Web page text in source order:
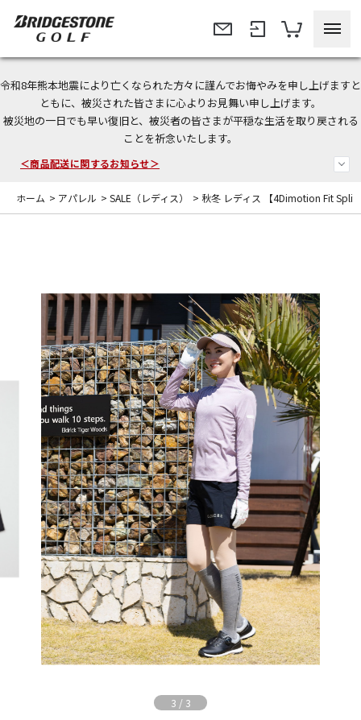
令和8年熊本地震により亡くなられた方々に謹んでお悔やみを申し上げますと
ともに、被災された皆さまに心よりお見舞い申し上げます。
被災地の一日でも早い復旧と、被災者の皆さまが平穏な生活を取り戻される
ことを祈念いたします。
今なら新規会員登録で1,000円OFFクーポンプレゼント！
＜商品配送に関するお知らせ＞
ホーム > アパレル > SALE（レディス） > 秋冬 レディス 【4Dimotion Fit Split
3 / 3